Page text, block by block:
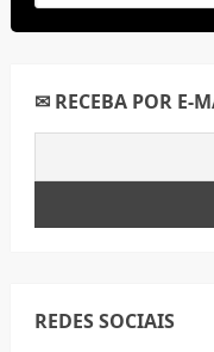
✉ RECEBA POR E-
REDES SOCIAIS